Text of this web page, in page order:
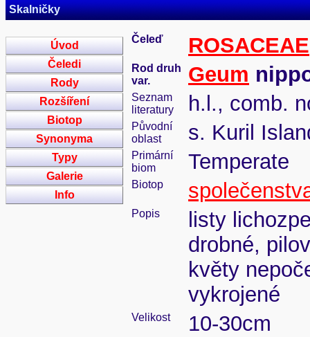
Skalničky
Úvod
Čeledi
Rody
Rozšíření
Biotop
Synonyma
Typy
Galerie
Info
Čeleď ROSACEAE
Rod druh
var.
Geum
Seznam
literatury
h.l., comb.
Původní
oblast
s. Kuril
Primární
biom
Temperate
Biotop
Popis
listy
drobné,
květy
vykrojené
Velikost 10-30cm